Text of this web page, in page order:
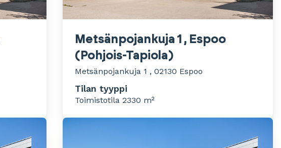
Metsänpojankuja 1 , Espoo
(Pohjois-Tapiola)
Metsänpojankuja 1 , 02130 Espoo
Tilan tyyppi
Toimistotila 2330 m²